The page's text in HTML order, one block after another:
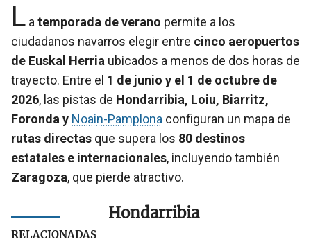
L a temporada de verano permite a los
ciudadanos navarros elegir entre cinco aeropuertos
de Euskal Herria ubicados a menos de dos horas de
trayecto. Entre el 1 de junio y el 1 de octubre de
2026, las pistas de Hondarribia, Loiu, Biarritz,
Foronda y Noain-Pamplona configuran un mapa de
rutas directas que supera los 80 destinos
estatales e internacionales, incluyendo también
Zaragoza, que pierde atractivo.
RELACIONADAS
Hondarribia